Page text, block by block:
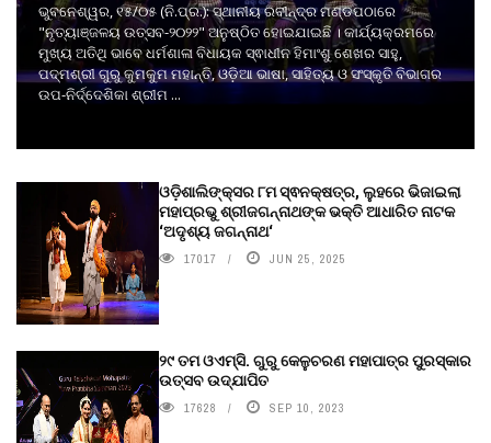
ଭୁବନେଶ୍ୱର, ୧୫/୦୫ (ନି.ପ୍ର.): ସ୍ଥାନୀୟ ରବୀନ୍ଦ୍ର ମଣ୍ଡପଠାରେ
"ନୃତ୍ୟାଞ୍ଜଳୟ ଉତ୍ସବ-୨୦୨୨" ଅନୁଷ୍ଠିତ ହୋଇଯାଇଛି । କାର୍ଯ୍ୟକ୍ରମରେ
ମୁଖ୍ୟ ଅତିଥି ଭାବେ ଧର୍ମଶାଳା ବିଧାୟକ ସ୍ଵାଧୀନ ହିମାଂଶୁ ଶେଖର ସାହୁ,
ପଦ୍ମଶ୍ରୀ ଗୁରୁ କୁମକୁମ ମହାନ୍ତି, ଓଡ଼ିଆ ଭାଷା, ସାହିତ୍ୟ ଓ ସଂସ୍କୃତି ବିଭାଗର
ଉପ-ନିର୍ଦ୍ଦେଶିକା ଶ୍ରୀମ ...
ଓଡ଼ିଶାଲିଙ୍କ୍ସର ୮ମ ସ୍ଵନକ୍ଷତ୍ର, ଲୁହରେ ଭିଜାଇଲା
ମହାପ୍ରଭୁ ଶ୍ରୀଜଗନ୍ନାଥଙ୍କ ଭକ୍ତି ଆଧାରିତ ନାଟକ
‘ଅଦୃଶ୍ୟ ଜଗନ୍ନାଥ‘
17017 JUN 25, 2025
୨୯ ତମ ଓଏମ୍‌ସି. ଗୁରୁ କେଳୁଚରଣ ମହାପାତ୍ର ପୁରସ୍କାର
ଉତ୍ସବ ଉଦ୍‍ଯାପିତ
17628 SEP 10, 2023